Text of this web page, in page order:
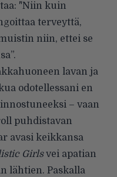
"Niin kuin
terveyttä,
niin, ettei se
lavan ja
odotellessani en
– vaan
puhdistavan
avasi keikkansa
Girlsvei apatian
lähtien. Paskalla